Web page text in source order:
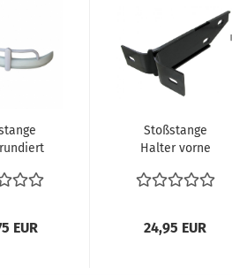
EUR
Stoßstange
Halter vorne
Samba
24,95 EUR